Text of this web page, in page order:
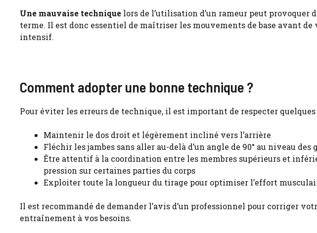
Une mauvaise technique lors de l’utilisation d’un rameur peut provoquer
terme. Il est donc essentiel de maîtriser les mouvements de base avant
intensif.
Comment adopter une bonne technique ?
Pour éviter les erreurs de technique, il est important de respecter quelques
Maintenir le dos droit et légèrement incliné vers l’arrière
Fléchir les jambes sans aller au-delà d’un angle de 90° au niveau des
Être attentif à la coordination entre les membres supérieurs et
pression sur certaines parties du corps
Exploiter toute la longueur du tirage pour optimiser l’effort
Il est recommandé de demander l’avis d’un professionnel pour corriger
entraînement à vos besoins.